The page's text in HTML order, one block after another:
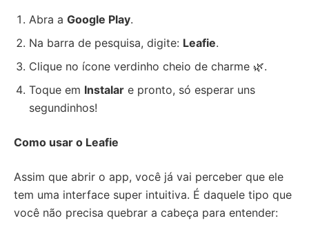
Abra a Google Play.
Na barra de pesquisa, digite: Leafie.
Clique no ícone verdinho cheio de charme 🌿.
Toque em Instalar e pronto, só esperar uns
segundinhos!
Como usar o Leafie
Assim que abrir o app, você já vai perceber que ele
tem uma interface super intuitiva. É daquele tipo que
você não precisa quebrar a cabeça para entender: